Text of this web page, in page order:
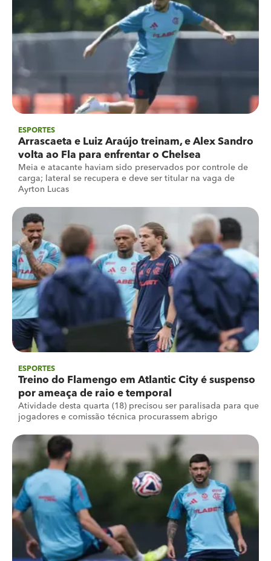
ESPORTES
Arrascaeta e Luiz Araújo treinam, e Alex Sandro
volta ao Fla para enfrentar o Chelsea
Meia e atacante haviam sido preservados por controle de
carga; lateral se recupera e deve ser titular na vaga de
Ayrton Lucas
ESPORTES
Treino do Flamengo em Atlantic City é suspenso
por ameaça de raio e temporal
Atividade desta quarta (18) precisou ser paralisada para que
jogadores e comissão técnica procurassem abrigo